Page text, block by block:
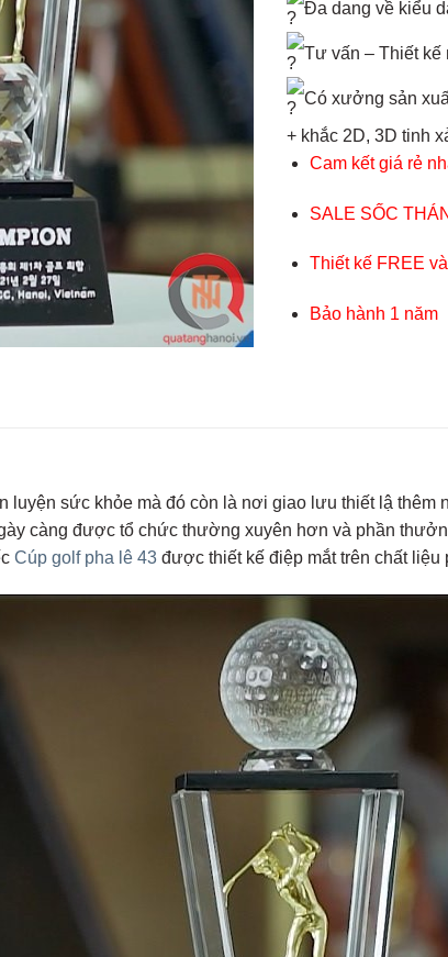
Đa dang về kiểu
Tư vấn – Thiết kế
Có xưởng sản
+ khắc 2D, 3D tinh
Cam kết giá rẻ
SALE SỐC
Thiết kế FREE
Bảo hành 1 năm
luyện sức khỏe mà đó còn là nơi giao lưu thiết lậ thêm
càng được tổ chức thường xuyên hơn và phần
Cúp golf pha lê 43 được thiết kế điệp mắt trên chất